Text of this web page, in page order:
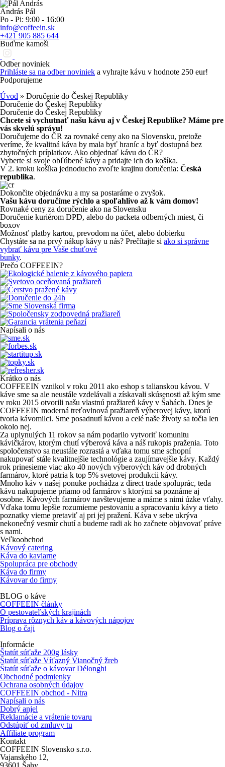
András Pál
Po - Pi: 9:00 - 16:00
info@coffeein.sk
+421 905 885 644
Buďme kamoši
Odber noviniek
Prihláste sa na odber noviniek a vyhrajte kávu v hodnote 250 eur!
Podporujeme
Úvod » Doručenie do Českej Republiky
Doručenie do Českej Republiky
Doručenie do Českej Republiky
Chcete si vychutnať našu kávu aj v Českej Republike? Máme pre
vás skvelú správu!
Doručujeme do ČR za rovnaké ceny ako na Slovensku, pretože
veríme, že kvalitná káva by mala byť hraníc a byť dostupná bez
zbytočných príplatkov. Ako objednať kávu do ČR?
Vyberte si svoje obľúbené kávy a pridajte ich do košíka.
V 2. kroku košíka jednoducho zvoľte krajinu doručenia: Česká
republika.
Dokončite objednávku a my sa postaráme o zvyšok.
Vašu kávu doručíme rýchlo a spoľahlivo až k vám domov!
Rovnaké ceny za doručenie ako na Slovensku
Doručenie kuriérom DPD, alebo do packeta odberných miest, či
boxov
Možnosť platby kartou, prevodom na účet, alebo dobierku
Chystáte sa na prvý nákup kávy u nás? Prečítajte si ako si správne
vybrať kávu pre Vaše chuťové
bunky.
Prečo COFFEEIN?
Napísali o nás
Krátko o nás
COFFEEIN vznikol v roku 2011 ako eshop s talianskou kávou. V
káve sme sa ale neustále vzdelávali a získavali skúsenosti až kým sme
v roku 2015 otvorili našu vlastnú pražiareň kávy v Šahách. Dnes je
COFFEEIN moderná treťovlnová pražiareň výberovej kávy, ktorú
tvoria kávomilci. Sme posadnutí kávou a celé naše životy sa točia len
okolo nej.
Za uplynulých 11 rokov sa nám podarilo vytvoriť komunitu
kávičkárov, ktorým chutí výberová káva a náš rukopis praženia. Toto
spoločenstvo sa neustále rozrastá a vďaka tomu sme schopní
nakupovať stále kvalitnejšie technológie a zaujímavejšie kávy. Každý
rok prinesieme viac ako 40 nových výberových káv od drobných
farmárov, ktoré patria k top 5% svetovej produkcii kávy.
Mnoho káv v našej ponuke pochádza z direct trade spoluprác, teda
kávu nakupujeme priamo od farmárov s ktorými sa poznáme aj
osobne. Kávových farmárov navštevujeme a máme s nimi úzke vťahy.
Vďaka tomu lepšie rozumieme pestovaniu a spracovaniu kávy a tieto
poznatky vieme pretaviť aj pri jej pražení. Káva v sebe ukrýva
nekonečný vesmír chutí a budeme radi ak ho začnete objavovať práve
s nami.
Veľkoobchod
Kávový catering
Káva do kaviarne
Spolupráca pre obchody
Káva do firmy
Kávovar do firmy
BLOG o káve
COFFEEIN články
O pestovateľských krajinách
Príprava rôznych káv a kávových nápojov
Blog o čaji
Informácie
Štatút súťaže 200g lásky
Štatút súťaže Víťazný Vianočný žreb
Štatút súťaže o kávovar Délonghi
Obchodné podmienky
Ochrana osobných údajov
COFFEEIN obchod - Nitra
Napísali o nás
Dobrý anjel
Reklamácie a vrátenie tovaru
Odstúpiť od zmluvy tu
Affiliate program
Kontakt
COFFEEIN Slovensko s.r.o.
Vajanského 12,
93601 Šahy,